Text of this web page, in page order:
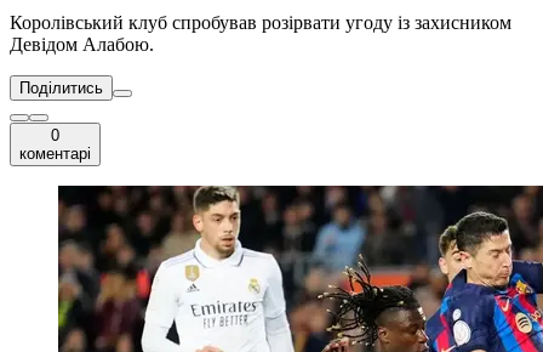
Королівський клуб спробував розірвати угоду із захисником
Девідом Алабою.
Поділитись
0
коментарі